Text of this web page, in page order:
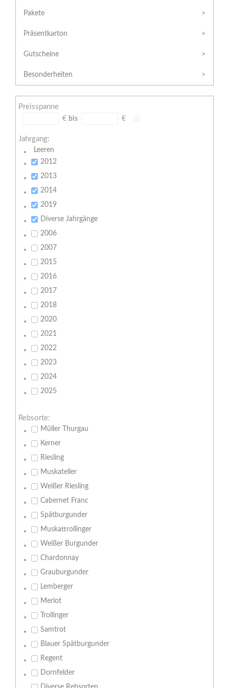
/
Widerrufsformular
AGB
Zahlungsbedingungen
Meine
Pakete
Präsentkarton
Gutscheine
Besonderheiten
Preisspanne
€ bis €
Jahrgang:
Leeren
2012
2013
2014
2019
Diverse Jahrgänge
2006
2007
2015
2016
2017
2018
2020
2021
2022
2023
2024
2025
Rebsorte:
Müller Thurgau
Kerner
Riesling
Muskateller
Weißer Riesling
Cabernet Franc
Spätburgunder
Muskattrollinger
Weißer Burgunder
Chardonnay
Grauburgunder
Lemberger
Merlot
Trollinger
Samtrot
Blauer Spätburgunder
Regent
Dornfelder